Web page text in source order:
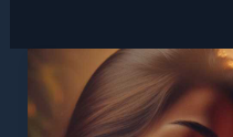
Кракен
маркет